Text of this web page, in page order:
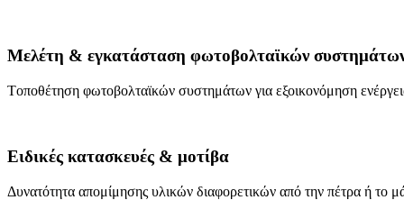
Μελέτη & εγκατάσταση φωτοβολταϊκών
Tοποθέτηση φωτοβολταϊκών συστημάτων για εξοικονόμηση
Ειδικές κατασκευές & μοτίβα
Δυνατότητα απομίμησης υλικών διαφορετικών από την πέτρα ή το